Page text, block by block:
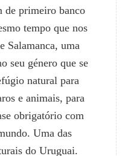
de primeiro banco
tempo que nos
Salamanca, uma
seu género que se
natural para
e animais, para
obrigatório com
Uma das
do Uruguai.